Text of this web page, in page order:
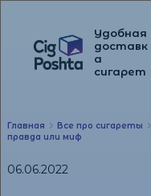
Удобная
доставк
а
сигарет
Перейти
Перейти
Главная Все про сигареты
правда или миф
06.06.2022